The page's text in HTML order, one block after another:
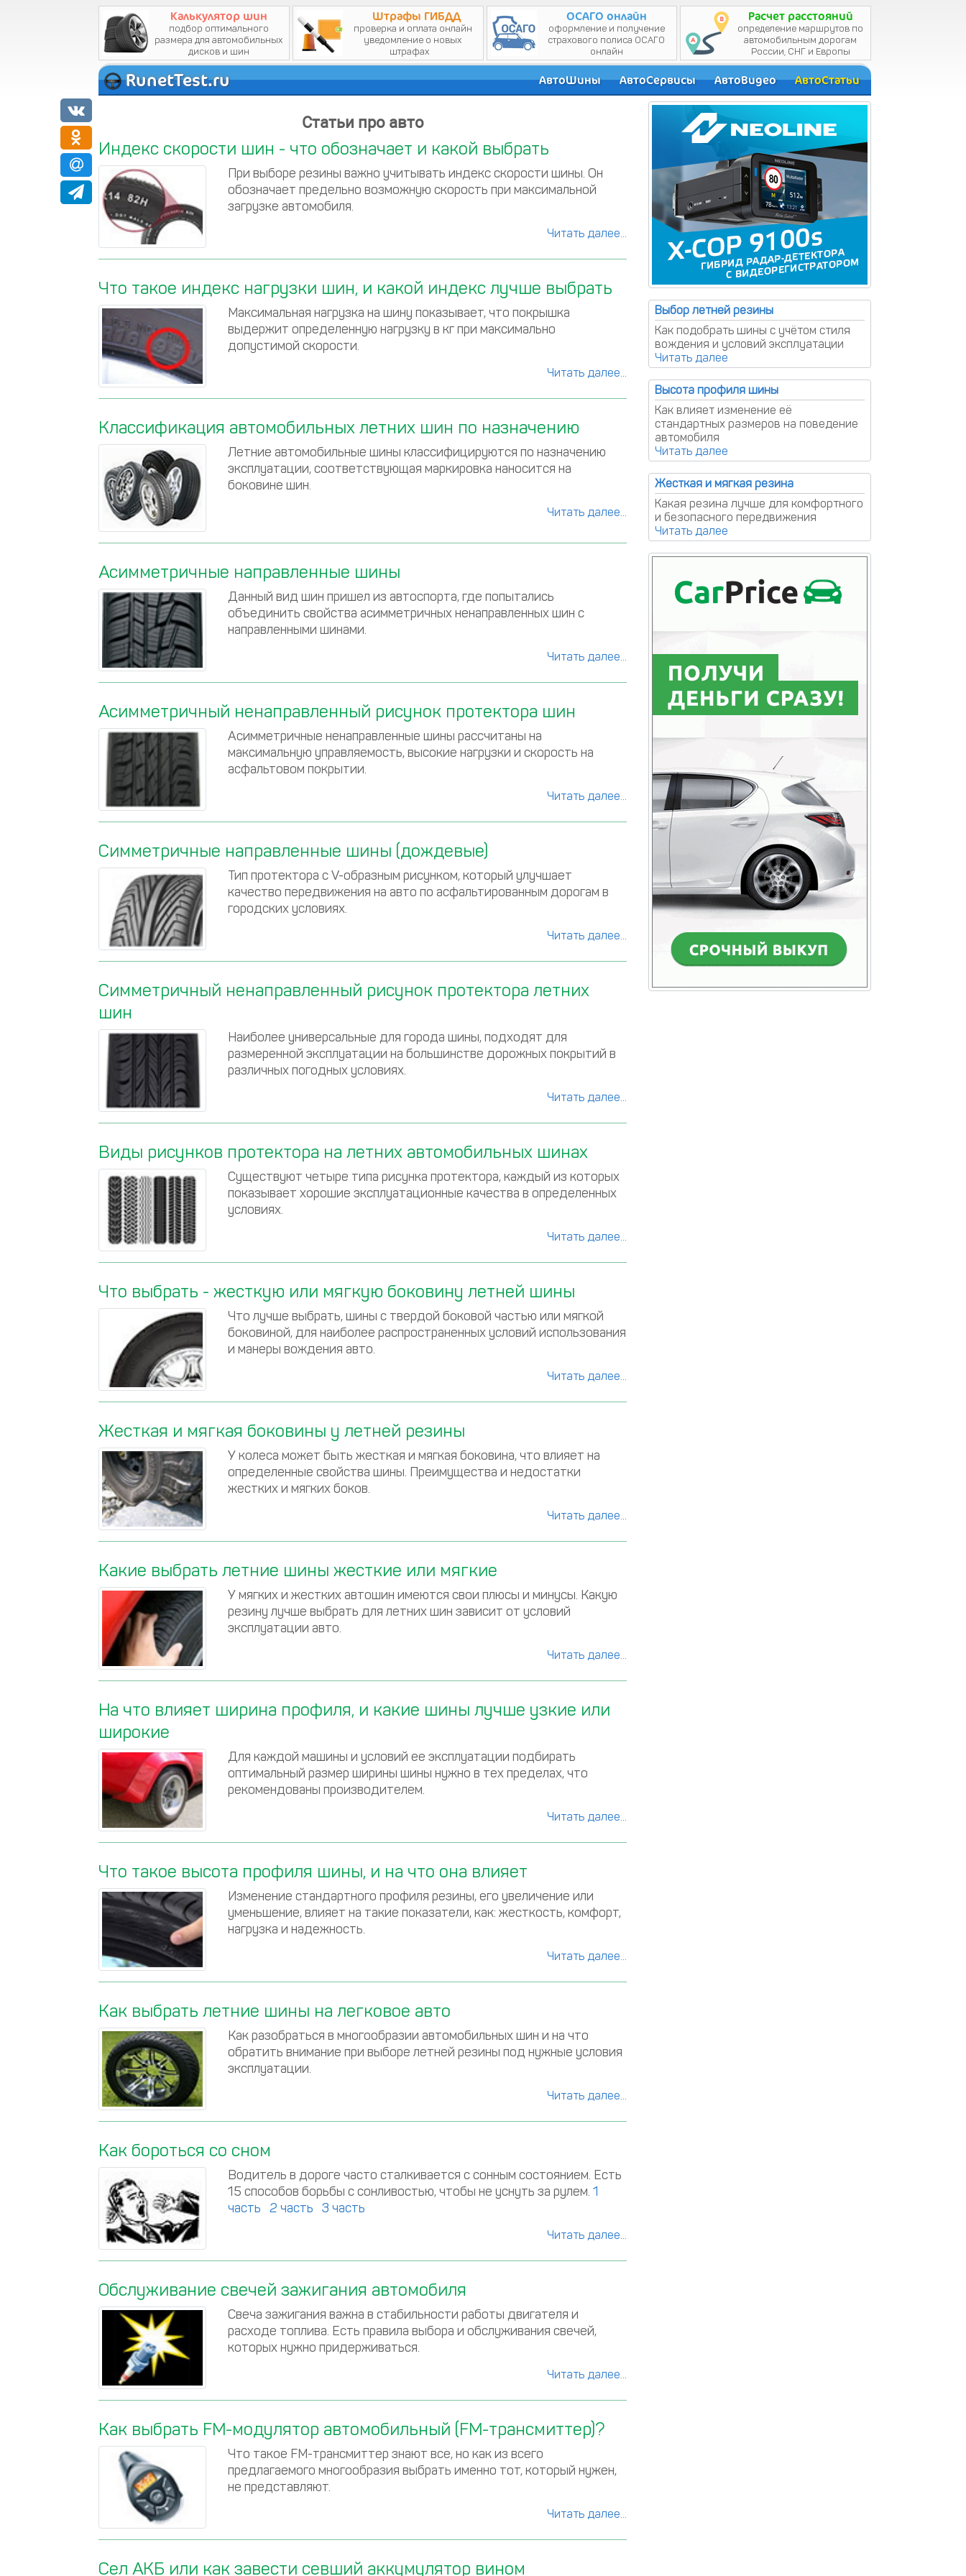
Калькулятор шин Штрафы ГИБДД ОСАГО онлайн Расчет расстояний
RunetTest.ru АвтоШины АвтоСервисы АвтоВидео АвтоСтатьи
Статьи про авто
Индекс скорости шин - что обозначает и какой выбрать
При выборе резины важно учитывать индекс скорости шины. Он
обозначает предельно возможную скорость при максимальной
загрузке автомобиля.
Читать далее...
Что такое индекс нагрузки шин, и какой индекс лучше выбрать
Максимальная нагрузка на шину показывает, что покрышка
выдержит определенную нагрузку в кг при максимально
допустимой скорости.
Читать далее...
Классификация автомобильных летних шин по назначению
Летние автомобильные шины классифицируются по назначению
эксплуатации, соответствующая маркировка наносится на
боковине шин.
Читать далее...
Асимметричные направленные шины
Данный вид шин пришел из автоспорта, где попытались
объединить свойства асимметричных ненаправленных шин с
направленными шинами.
Читать далее...
Асимметричный ненаправленный рисунок протектора шин
Асимметричные ненаправленные шины рассчитаны на
максимальную управляемость, высокие нагрузки и скорость на
асфальтовом покрытии.
Читать далее...
Симметричные направленные шины (дождевые)
Тип протектора с V-образным рисунком, который улучшает
качество передвижения на авто по асфальтированным дорогам в
городских условиях.
Читать далее...
Симметричный ненаправленный рисунок протектора летних
шин
Наиболее универсальные для города шины, подходят для
размеренной эксплуатации на большинстве дорожных покрытий в
различных погодных условиях.
Читать далее...
Виды рисунков протектора на летних автомобильных шинах
Существуют четыре типа рисунка протектора, каждый из которых
показывает хорошие эксплуатационные качества в определенных
условиях.
Читать далее...
Что выбрать - жесткую или мягкую боковину летней шины
Что лучше выбрать, шины с твердой боковой частью или мягкой
боковиной, для наиболее распространенных условий использования
и манеры вождения авто.
Читать далее...
Жесткая и мягкая боковины у летней резины
У колеса может быть жесткая и мягкая боковина, что влияет на
определенные свойства шины. Преимущества и недостатки
жестких и мягких боков.
Читать далее...
Какие выбрать летние шины жесткие или мягкие
У мягких и жестких автошин имеются свои плюсы и минусы. Какую
резину лучше выбрать для летних шин зависит от условий
эксплуатации авто.
Читать далее...
На что влияет ширина профиля, и какие шины лучше узкие или
широкие
Для каждой машины и условий ее эксплуатации подбирать
оптимальный размер ширины шины нужно в тех пределах, что
рекомендованы производителем.
Читать далее...
Что такое высота профиля шины, и на что она влияет
Изменение стандартного профиля резины, его увеличение или
уменьшение, влияет на такие показатели, как: жесткость, комфорт,
нагрузка и надежность.
Читать далее...
Как выбрать летние шины на легковое авто
Как разобраться в многообразии автомобильных шин и на что
обратить внимание при выборе летней резины под нужные условия
эксплуатации.
Читать далее...
Как бороться со сном
Водитель в дороге часто сталкивается с сонным состоянием. Есть
15 способов борьбы с сонливостью, чтобы не уснуть за рулем. 1
часть 2 часть 3 часть
Читать далее...
Обслуживание свечей зажигания автомобиля
Свеча зажигания важна в стабильности работы двигателя и
расходе топлива. Есть правила выбора и обслуживания свечей,
которых нужно придерживаться.
Читать далее...
Как выбрать FM-модулятор автомобильный (FM-трансмиттер)?
Что такое FM-трансмиттер знают все, но как из всего
предлагаемого многообразия выбрать именно тот, который нужен,
не представляют.
Читать далее...
Сел АКБ или как завести севший аккумулятор вином
Выбор летней резины
Как подобрать шины с учётом стиля
вождения и условий эксплуатации
Высота профиля шины
Как влияет изменение её
стандартных размеров на поведение
автомобиля
Жесткая и мягкая резина
Какая резина лучше для комфортного
и безопасного передвижения